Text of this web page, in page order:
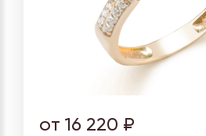
от 16 220 ₽